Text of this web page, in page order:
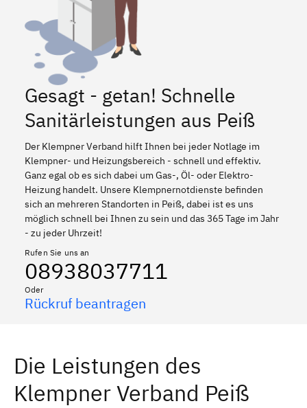
Gesagt - getan! Schnelle
Sanitärleistungen aus Peiß
Der Klempner Verband hilft Ihnen bei jeder Notlage im
Klempner- und Heizungsbereich - schnell und effektiv.
Ganz egal ob es sich dabei um Gas-, Öl- oder Elektro-
Heizung handelt. Unsere Klempnernotdienste befinden
sich an mehreren Standorten in Peiß, dabei ist es uns
möglich schnell bei Ihnen zu sein und das 365 Tage im Jahr
- zu jeder Uhrzeit!
Rufen Sie uns an
08938037711
Oder
Rückruf beantragen
Die Leistungen des
Klempner Verband Peiß